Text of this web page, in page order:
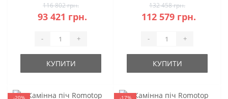
116 802 грн.
93 421 грн.
- +
КУПИТИ
132 458 грн.
112 579 грн.
- +
КУПИТИ
-20%
-17%